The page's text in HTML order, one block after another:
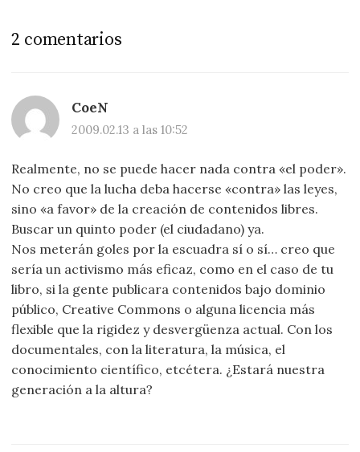
2 comentarios
CoeN
2009.02.13 a las 10:52
Realmente, no se puede hacer nada contra «el poder».
No creo que la lucha deba hacerse «contra» las leyes,
sino «a favor» de la creación de contenidos libres.
Buscar un quinto poder (el ciudadano) ya.
Nos meterán goles por la escuadra sí o sí… creo que
sería un activismo más eficaz, como en el caso de tu
libro, si la gente publicara contenidos bajo dominio
público, Creative Commons o alguna licencia más
flexible que la rigidez y desvergüenza actual. Con los
documentales, con la literatura, la música, el
conocimiento científico, etcétera. ¿Estará nuestra
generación a la altura?